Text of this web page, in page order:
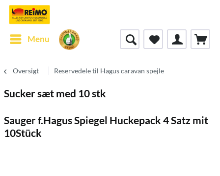
Menu
Oversigt Reservedele til Hagus caravan spejle
Sucker sæt med 10 stk
Sauger f.Hagus Spiegel Huckepack 4 Satz mit
10Stück